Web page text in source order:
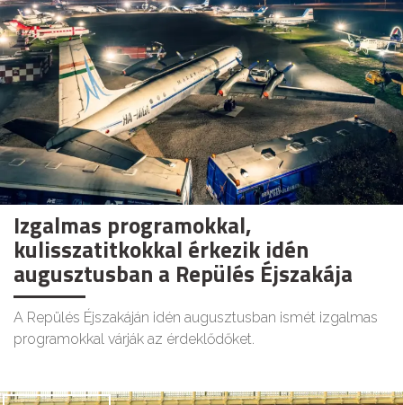
Izgalmas programokkal,
kulisszatitkokkal érkezik idén
augusztusban a Repülés Éjszakája
A Repülés Éjszakáján idén augusztusban ismét izgalmas
programokkal várják az érdeklődőket.